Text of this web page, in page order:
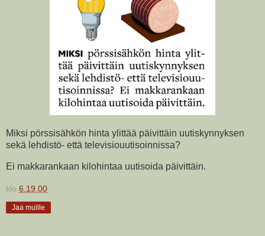
Miksi pörssisähkön hinta ylittää päivittäin uutiskynnyksen
sekä lehdistö- että televisiouutisoinnissa?
Ei makkarankaan kilohintaa uutisoida päivittäin.
klo 6.19.00
Jaa muille